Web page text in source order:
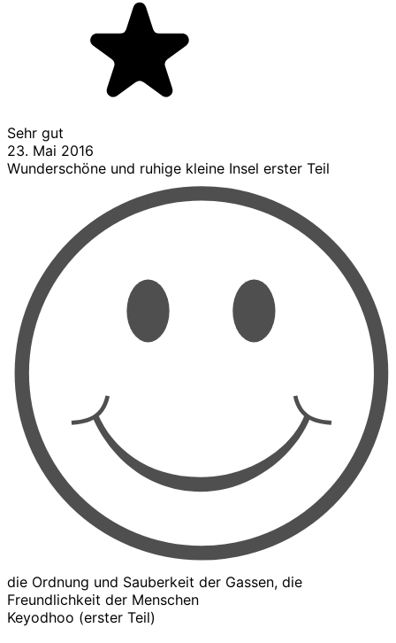
Sehr gut
23. Mai 2016
Wunderschöne und ruhige kleine Insel erster Teil
die Ordnung und Sauberkeit der Gassen, die
Freundlichkeit der Menschen
Keyodhoo (erster Teil)